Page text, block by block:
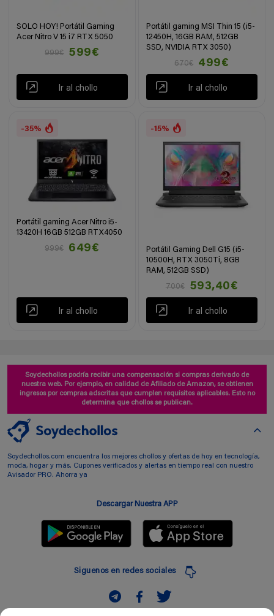
SOLO HOY! Portátil Gaming
Acer Nitro V 15 i7 RTX 5050
999€
599€
Ir al chollo
Portátil gaming MSI Thin 15 (i5-
12450H, 16GB RAM, 512GB
SSD, NVIDIA RTX 3050)
670€
499€
Ir al chollo
-35%
Portátil gaming Acer Nitro i5-
13420H 16GB 512GB RTX4050
999€
649€
Ir al chollo
-15%
Portátil Gaming Dell G15 (i5-
10500H, RTX 3050Ti, 8GB
RAM, 512GB SSD)
700€
593,40€
Ir al chollo
Soydechollos podría recibir una compensación si compras derivado de
nuestra web. Por ejemplo, en calidad de Afiliado de Amazon, se obtienen
ingresos por compras adscritas que cumplen requisitos aplicables. Esto no
determina que chollos se publican.
Soydechollos.com encuentra los mejores chollos y ofertas de hoy en tecnología,
moda, hogar y más. Cupones verificados y alertas en tiempo real con nuestro
Avisador PRO. Ahorra ya
Descargar Nuestra APP
Siguenos en redes sociales